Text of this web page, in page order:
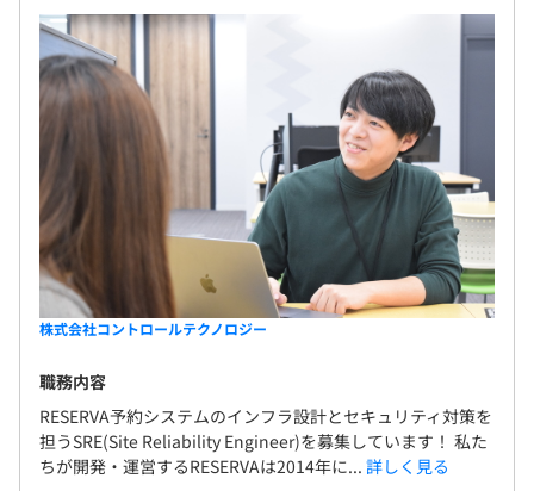
株式会社コントロールテクノロジー
職務内容
RESERVA予約システムのインフラ設計とセキュリティ対策を
担うSRE(Site Reliability Engineer)を募集しています！ 私た
ちが開発・運営するRESERVAは2014年に... 詳しく見る